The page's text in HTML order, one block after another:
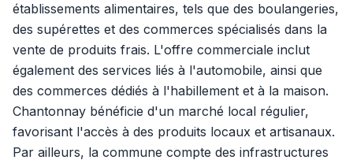
établissements alimentaires, tels que des boulangeries,
des supérettes et des commerces spécialisés dans la
vente de produits frais. L'offre commerciale inclut
également des services liés à l'automobile, ainsi que
des commerces dédiés à l'habillement et à la maison.
Chantonnay bénéficie d'un marché local régulier,
favorisant l'accès à des produits locaux et artisanaux.
Par ailleurs, la commune compte des infrastructures